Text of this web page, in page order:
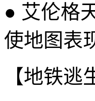
● 艾伦格
使地图表
【地铁逃